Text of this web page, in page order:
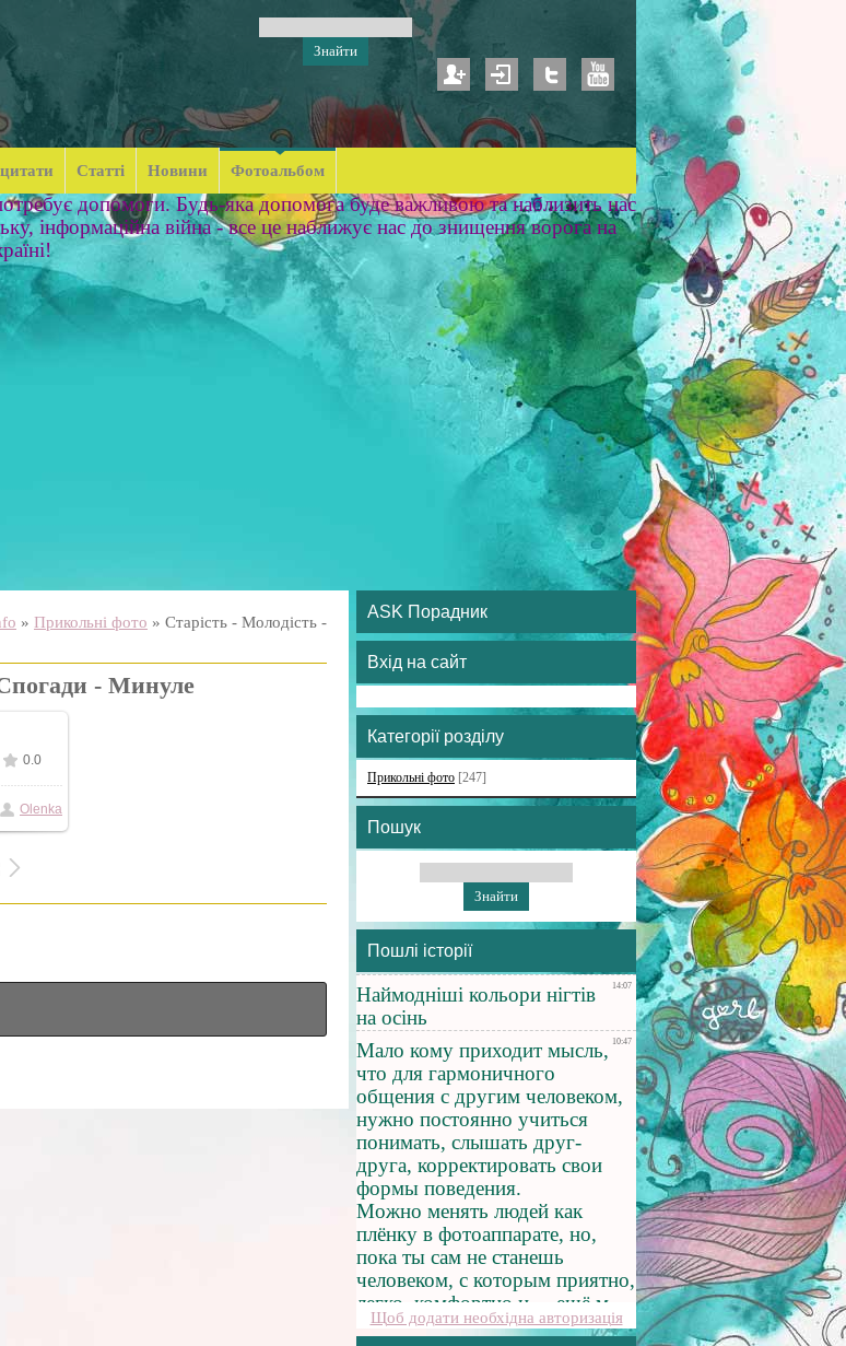
Статті Новини Фотоальбом
допомоги. Будь-яка допомога буде важливою та наблизить нас
інформаційна війна - все це наближує нас до знищення ворога на
» Прикольні фото » Старість - Молодість -
- Минуле
0.0
Olenka
ASK Порадник
Вхід на сайт
Категорії розділу
Прикольні фото [247]
Пошук
Пошлі історії
Щоб додати необхідна авторизація